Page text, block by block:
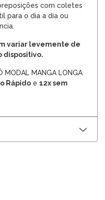
com coletes
para o dia a dia ou
variar levemente de
dispositivo.
MODAL MANGA LONGA
Rápido e 12x sem